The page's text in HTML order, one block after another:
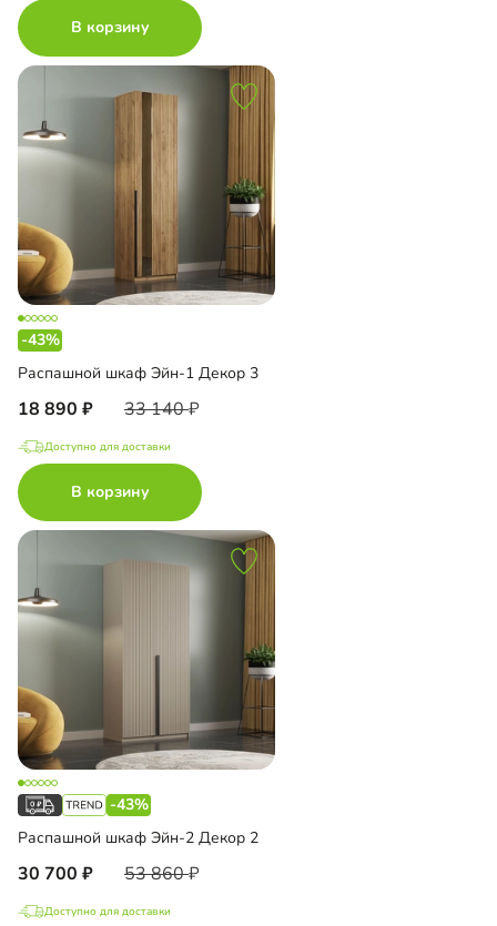
В корзину
-43%
Распашной шкаф Эйн-1 Декор 3
18 890 33 140
Доступно для доставки
В корзину
-43%
Распашной шкаф Эйн-2 Декор 2
30 700 53 860
Доступно для доставки